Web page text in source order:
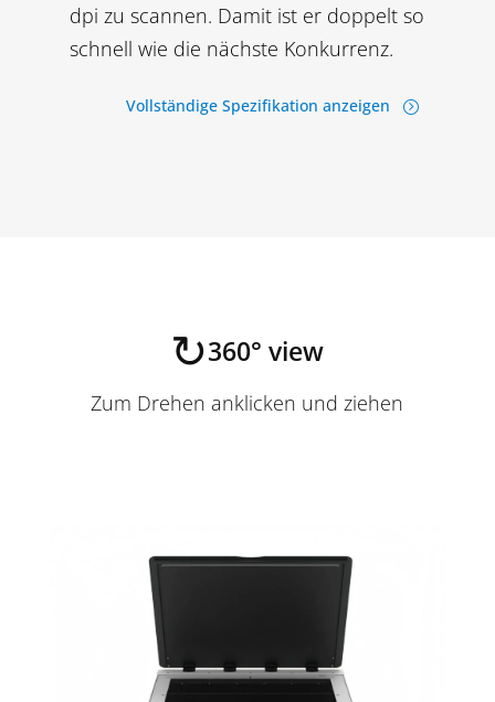
dpi zu scannen. Damit ist er doppelt so
schnell wie die nächste Konkurrenz.
=
Vollständige Spezifikation anzeigen
↻360° view
Zum Drehen anklicken und ziehen